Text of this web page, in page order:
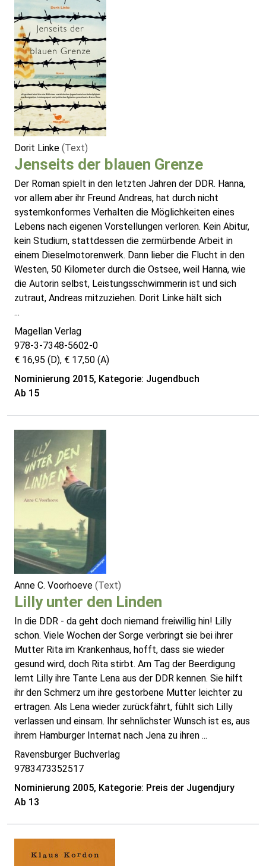
Dorit Linke (Text)
Jenseits der blauen Grenze
Der Roman spielt in den letzten Jahren der DDR. Hanna,
vor allem aber ihr Freund Andreas, hat durch nicht
systemkonformes Verhalten die Möglichkeiten eines
Lebens nach eigenen Vorstellungen verloren. Kein Abitur,
kein Studium, stattdessen die zermürbende Arbeit in
einem Dieselmotorenwerk. Dann lieber die Flucht in den
Westen, 50 Kilometer durch die Ostsee, weil Hanna, wie
die Autorin selbst, Leistungsschwimmerin ist und sich
zutraut, Andreas mitzuziehen. Dorit Linke hält sich
...
Magellan Verlag
978-3-7348-5602-0
€ 16,95 (D), € 17,50 (A)
Nominierung 2015, Kategorie: Jugendbuch
Ab 15
Anne C. Voorhoeve (Text)
Lilly unter den Linden
In die DDR - da geht doch niemand freiwillig hin! Lilly
schon. Viele Wochen der Sorge verbringt sie bei ihrer
Mutter Rita im Krankenhaus, hofft, dass sie wieder
gesund wird, doch Rita stirbt. Am Tag der Beerdigung
lernt Lilly ihre Tante Lena aus der DDR kennen. Sie hilft
ihr den Schmerz um ihre gestorbene Mutter leichter zu
ertragen. Als Lena wieder zurückfährt, fühlt sich Lilly
verlassen und einsam. Ihr sehnlichster Wunsch ist es, aus
ihrem Hamburger Internat nach Jena zu ihren ...
Ravensburger Buchverlag
9783473352517
Nominierung 2005, Kategorie: Preis der Jugendjury
Ab 13